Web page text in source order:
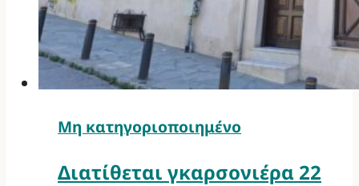
Μη κατηγοριοποιημένο
Διατίθεται γκαρσονιέρα 22